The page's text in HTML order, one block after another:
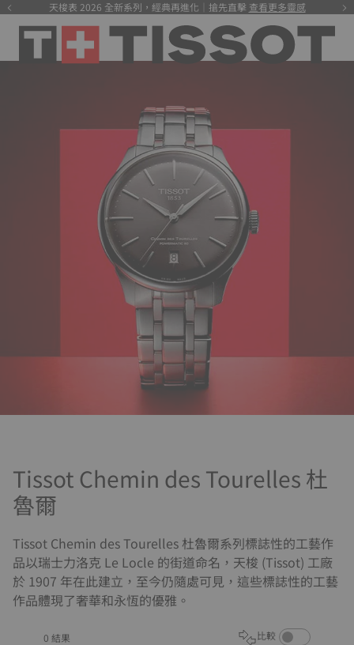
天梭表 2026 全新系列，經典再進化｜搶先直擊 查看更多靈感
Tissot Chemin des Tourelles 杜
魯爾
Tissot Chemin des Tourelles 杜魯爾系列標誌性的工藝作
品以瑞士力洛克 Le Locle 的街道命名，天梭 (Tissot) 工廠
於 1907 年在此建立，至今仍隨處可見，這些標誌性的工藝
作品體現了奢華和永恆的優雅。
0 結果 比較 啟用商品比較功能